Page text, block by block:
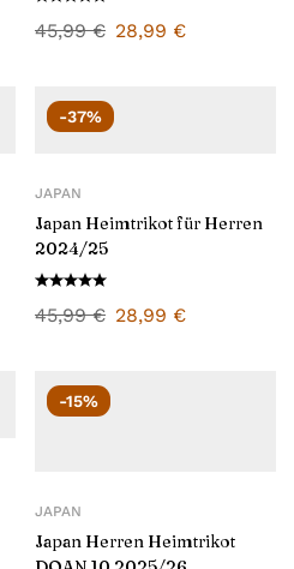
45,99€ 28,99 €
-37%
JAPAN
Japan Heimtrikot für Herren
2024/25
45,99€ 28,99 €
-15%
JAPAN
Japan Herren Heimtrikot